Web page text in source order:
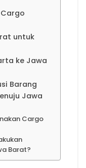
untuk
ke Jawa
Barang
Jawa
Cargo
Barat?